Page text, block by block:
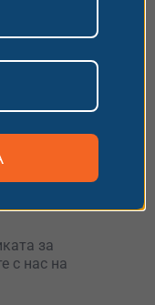
реклама с
Можете да
чрезGoogle Ad
ще бъдат
дата
за
с нас на